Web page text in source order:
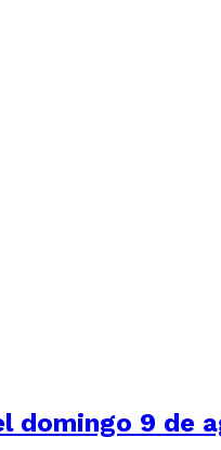
domingo 9 de